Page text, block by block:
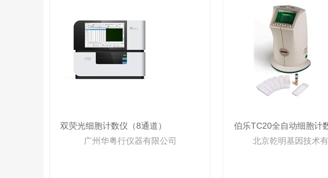
双荧光细胞计数仪（8通道）
广州华粤行仪器有限公司
伯乐TC20全自动细胞计
北京乾明基因技术